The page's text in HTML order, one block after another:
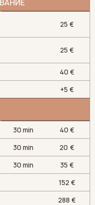
25 €
25 €
40 €
+5 €
30 min
40 €
30 min
20 €
30 min
35 €
152 €
288 €